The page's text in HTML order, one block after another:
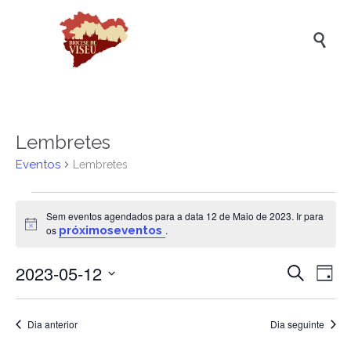

Lembretes
Eventos Lembretes
for
de
Maio
de
Aviso
Sem eventos agendados para a data 12 de Maio de 2023. Ir para
os próximoseventos .
de
Pesquisar
de
Dia
2023-05-12
data.Dia anterior Dia seguinte